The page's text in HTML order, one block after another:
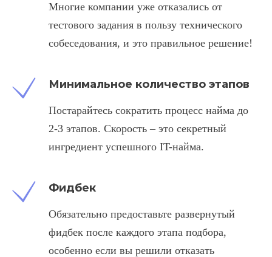
Многие компании уже отказались от
тестового задания в пользу технического
собеседования, и это правильное решение!
Минимальное количество этапов
Постарайтесь сократить процесс найма до
2-3 этапов. Скорость – это секретный
ингредиент успешного IT-найма.
Фидбек
Обязательно предоставьте развернутый
фидбек после каждого этапа подбора,
особенно если вы решили отказать